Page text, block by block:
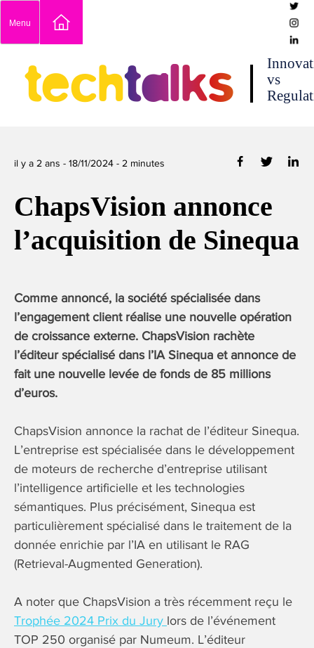
content
Menu
techtalks
vs
il y a 2 ans - 18/11/2024 - 2 minutes
ChapsVision annonce
l’acquisition de Sinequa
Comme annoncé, la société spécialisée dans
l’engagement client réalise une nouvelle opération
de croissance externe. ChapsVision rachète
l’éditeur spécialisé dans l’IA Sinequa et annonce de
fait une nouvelle levée de fonds de 85 millions
d’euros.
ChapsVision annonce la rachat de l’éditeur Sinequa.
L’entreprise est spécialisée dans le développement
de moteurs de recherche d’entreprise utilisant
l’intelligence artificielle et les technologies
sémantiques. Plus précisément, Sinequa est
particulièrement spécialisé dans le traitement de la
donnée enrichie par l’IA en utilisant le RAG
(Retrieval-Augmented Generation).
A noter que ChapsVision a très récemment reçu le
Trophée 2024 Prix du Jury lors de l’événement
TOP 250 organisé par Numeum. L’éditeur